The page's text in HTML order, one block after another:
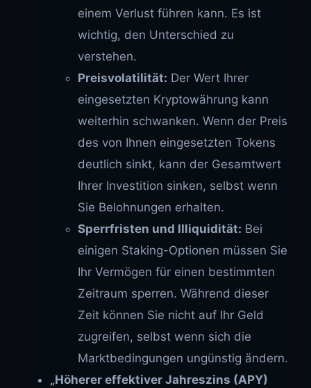
einem Verlust führen kann. Es ist
wichtig, den Unterschied zu
verstehen.
Preisvolatilität: Der Wert Ihrer
eingesetzten Kryptowährung kann
weiterhin schwanken. Wenn der Preis
des von Ihnen eingesetzten Tokens
deutlich sinkt, kann der Gesamtwert
Ihrer Investition sinken, selbst wenn
Sie Belohnungen erhalten.
Sperrfristen und Illiquidität: Bei
einigen Staking-Optionen müssen Sie
Ihr Vermögen für einen bestimmten
Zeitraum sperren. Während dieser
Zeit können Sie nicht auf Ihr Geld
zugreifen, selbst wenn sich die
Marktbedingungen ungünstig ändern.
„Höherer effektiver Jahreszins (APY)